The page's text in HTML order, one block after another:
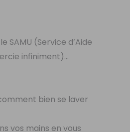
SAMU (Service d’Aide
infiniment)…
bien se laver
vos mains en vous